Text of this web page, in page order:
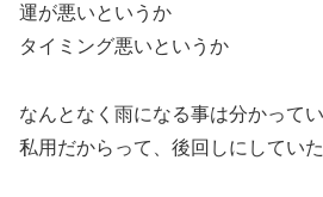
運が悪いというか
タイミング悪いというか
なんとなく雨になる事は分かってい
私用だからって、後回しにしてい